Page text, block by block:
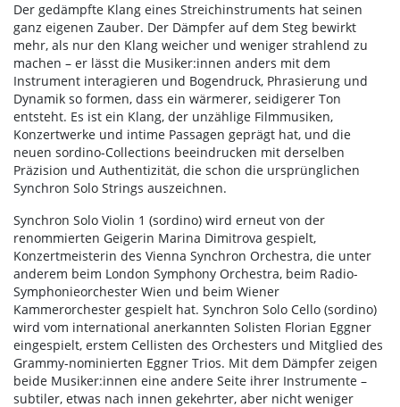
Der gedämpfte Klang eines Streichinstruments hat seinen
ganz eigenen Zauber. Der Dämpfer auf dem Steg bewirkt
mehr, als nur den Klang weicher und weniger strahlend zu
machen – er lässt die Musiker:innen anders mit dem
Instrument interagieren und Bogendruck, Phrasierung und
Dynamik so formen, dass ein wärmerer, seidigerer Ton
entsteht. Es ist ein Klang, der unzählige Filmmusiken,
Konzertwerke und intime Passagen geprägt hat, und die
neuen sordino-Collections beeindrucken mit derselben
Präzision und Authentizität, die schon die ursprünglichen
Synchron Solo Strings auszeichnen.
Synchron Solo Violin 1 (sordino) wird erneut von der
renommierten Geigerin Marina Dimitrova gespielt,
Konzertmeisterin des Vienna Synchron Orchestra, die unter
anderem beim London Symphony Orchestra, beim Radio-
Symphonieorchester Wien und beim Wiener
Kammerorchester gespielt hat. Synchron Solo Cello (sordino)
wird vom international anerkannten Solisten Florian Eggner
eingespielt, erstem Cellisten des Orchesters und Mitglied des
Grammy-nominierten Eggner Trios. Mit dem Dämpfer zeigen
beide Musiker:innen eine andere Seite ihrer Instrumente –
subtiler, etwas nach innen gekehrter, aber nicht weniger